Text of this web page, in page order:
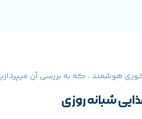
هوشمند ، که به بررسی آن
شبانه روزی